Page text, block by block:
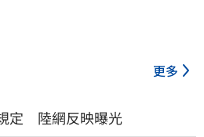
更多
定 陸網反映曝光